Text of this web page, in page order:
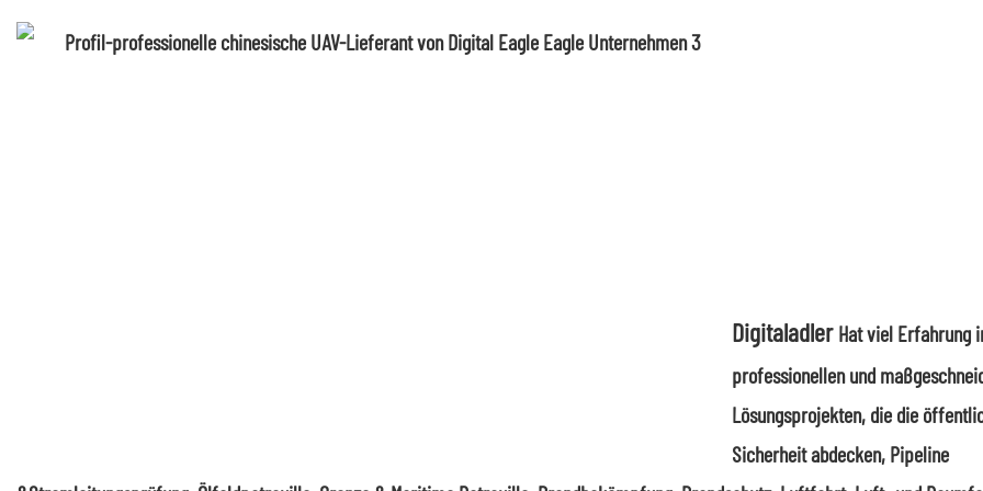
Digitaladler Hat viel Erfahrung
professionellen und
Lösungsprojekten, die die
Sicherheit abdecken, Pipeline